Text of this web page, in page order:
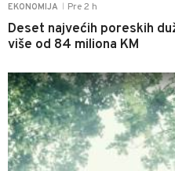
EKONOMIJA Pre 2 h
Deset najvećih poreskih
više od 84 miliona KM